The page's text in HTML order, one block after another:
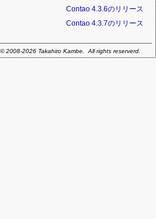
Contao 4.3.6のリリース
Contao 4.3.7のリリース
2008-2026 Takahiro Kambe. All rights reserverd.